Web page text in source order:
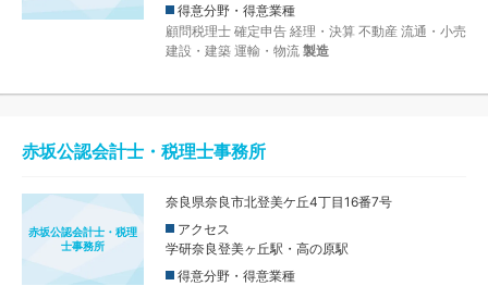
得意分野・得意業種
顧問税理士 確定申告 経理・決算 不動産 流通・小売
建設・建築 運輸・物流 製造
赤坂公認会計士・税理士事務所
赤坂公認会計士・税理
士事務所
奈良県奈良市北登美ケ丘4丁目16番7号
アクセス
学研奈良登美ヶ丘駅・高の原駅
得意分野・得意業種